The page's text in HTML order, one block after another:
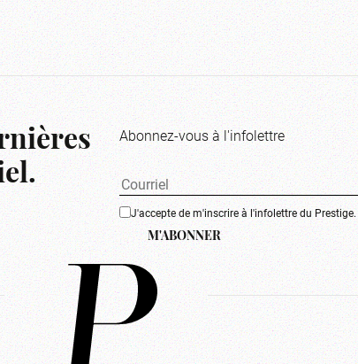
Abonnez-vous à l'infolettre
J'accepte de m'inscrire à l'infolettre du Prestige.
M'ABONNER